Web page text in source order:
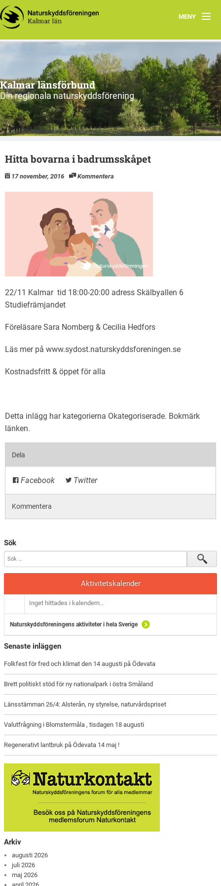
MENY
Hem
Om oss och vår förening
Styrelsen 2026
Protokoll
Natur i Kalmar län
Kalmar länsförbund
Din regionala naturskyddsförening
Hitta bovarna i badrumsskåpet
17 november, 2016 Kommentera
22/11 Kalmar tid 18:00-20:00 adress Skälbyallen 6
Studiefrämjandet
Föreläsare Sara Nomberg & Cecilia Hedfors
Läs mer på www.sydost.naturskyddsforeningen.se
Kostnadsfritt & öppet för alla
Detta inlägg har kategorierna Okategoriserade. Bokmärk
länken.
Dela
Facebook Twitter
Kommentera
Sök
Aktivitetskalender
Inget hittades i kalendern...
Naturskyddsföreningens aktiviteter i hela Sverige
Senaste inläggen
Folkfest för fred och klimat den 14 augusti på Ödevata
Brett politiskt stöd för ny nationalpark i östra Småland
Länsstämman 26/4: Alsterån, ny styrelse, naturvårdspriset
Valutfrågning i Blomstermåla , tisdagen 18 augusti
Regenerativt lantbruk på Ödevata 14 maj !
Arkiv
augusti 2026
juli 2026
maj 2026